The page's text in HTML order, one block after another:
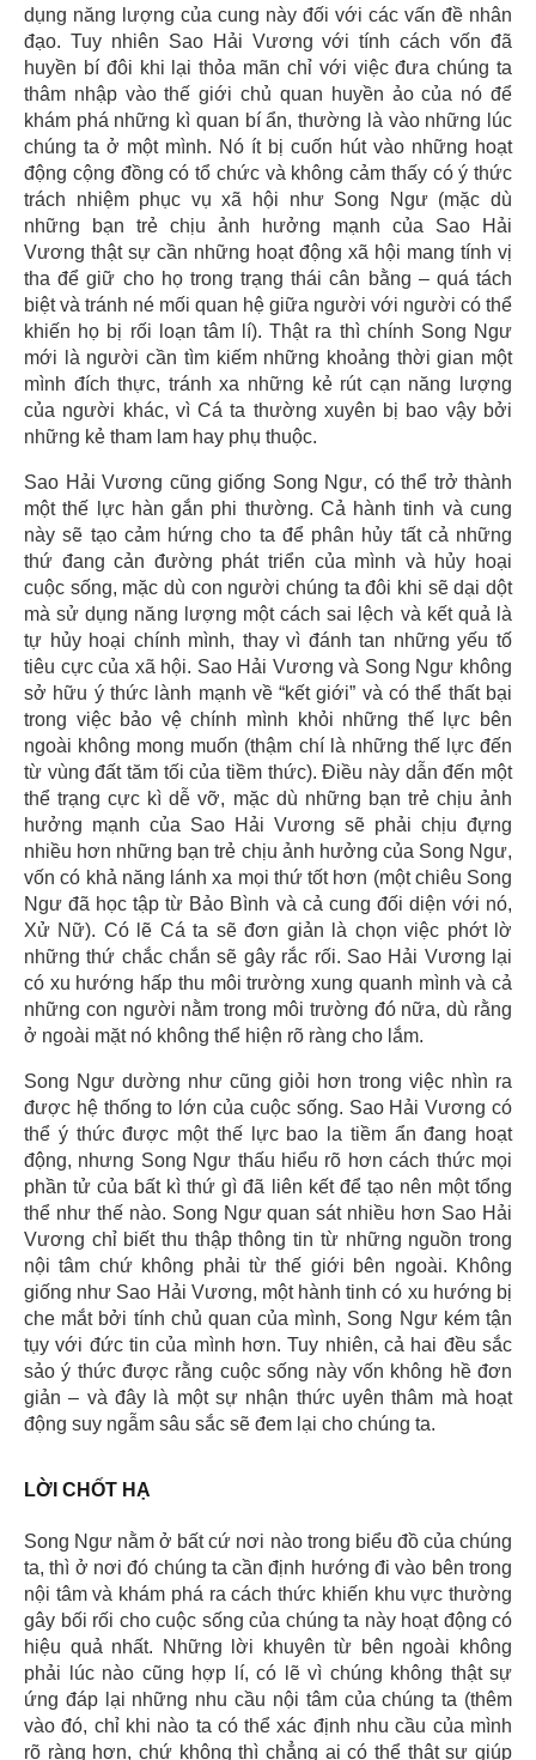
dụng năng lượng của cung này đối với các vấn đề nhân
đạo. Tuy nhiên Sao Hải Vương với tính cách vốn đã
huyền bí đôi khi lại thỏa mãn chỉ với việc đưa chúng ta
thâm nhập vào thế giới chủ quan huyền ảo của nó để
khám phá những kì quan bí ẩn, thường là vào những lúc
chúng ta ở một mình. Nó ít bị cuốn hút vào những hoạt
động cộng đồng có tổ chức và không cảm thấy có ý thức
trách nhiệm phục vụ xã hội như Song Ngư (mặc dù
những bạn trẻ chịu ảnh hưởng mạnh của Sao Hải
Vương thật sự cần những hoạt động xã hội mang tính vị
tha để giữ cho họ trong trạng thái cân bằng – quá tách
biệt và tránh né mối quan hệ giữa người với người có thể
khiến họ bị rối loạn tâm lí). Thật ra thì chính Song Ngư
mới là người cần tìm kiếm những khoảng thời gian một
mình đích thực, tránh xa những kẻ rút cạn năng lượng
của người khác, vì Cá ta thường xuyên bị bao vậy bởi
những kẻ tham lam hay phụ thuộc.
Sao Hải Vương cũng giống Song Ngư, có thể trở thành
một thế lực hàn gắn phi thường. Cả hành tinh và cung
này sẽ tạo cảm hứng cho ta để phân hủy tất cả những
thứ đang cản đường phát triển của mình và hủy hoại
cuộc sống, mặc dù con người chúng ta đôi khi sẽ dại dột
mà sử dụng năng lượng một cách sai lệch và kết quả là
tự hủy hoại chính mình, thay vì đánh tan những yếu tố
tiêu cực của xã hội. Sao Hải Vương và Song Ngư không
sở hữu ý thức lành mạnh về “kết giới” và có thể thất bại
trong việc bảo vệ chính mình khỏi những thế lực bên
ngoài không mong muốn (thậm chí là những thế lực đến
từ vùng đất tăm tối của tiềm thức). Điều này dẫn đến một
thể trạng cực kì dễ vỡ, mặc dù những bạn trẻ chịu ảnh
hưởng mạnh của Sao Hải Vương sẽ phải chịu đựng
nhiều hơn những bạn trẻ chịu ảnh hưởng của Song Ngư,
vốn có khả năng lánh xa mọi thứ tốt hơn (một chiêu Song
Ngư đã học tập từ Bảo Bình và cả cung đối diện với nó,
Xử Nữ). Có lẽ Cá ta sẽ đơn giản là chọn việc phớt lờ
những thứ chắc chắn sẽ gây rắc rối. Sao Hải Vương lại
có xu hướng hấp thu môi trường xung quanh mình và cả
những con người nằm trong môi trường đó nữa, dù rằng
ở ngoài mặt nó không thể hiện rõ ràng cho lắm.
Song Ngư dường như cũng giỏi hơn trong việc nhìn ra
được hệ thống to lớn của cuộc sống. Sao Hải Vương có
thể ý thức được một thế lực bao la tiềm ẩn đang hoạt
động, nhưng Song Ngư thấu hiểu rõ hơn cách thức mọi
phần tử của bất kì thứ gì đã liên kết để tạo nên một tổng
thể như thế nào. Song Ngư quan sát nhiều hơn Sao Hải
Vương chỉ biết thu thập thông tin từ những nguồn trong
nội tâm chứ không phải từ thế giới bên ngoài. Không
giống như Sao Hải Vương, một hành tinh có xu hướng bị
che mắt bởi tính chủ quan của mình, Song Ngư kém tận
tụy với đức tin của mình hơn. Tuy nhiên, cả hai đều sắc
sảo ý thức được rằng cuộc sống này vốn không hề đơn
giản – và đây là một sự nhận thức uyên thâm mà hoạt
động suy ngẫm sâu sắc sẽ đem lại cho chúng ta.
LỜI CHỐT HẠ
Song Ngư nằm ở bất cứ nơi nào trong biểu đồ của chúng
ta, thì ở nơi đó chúng ta cần định hướng đi vào bên trong
nội tâm và khám phá ra cách thức khiến khu vực thường
gây bối rối cho cuộc sống của chúng ta này hoạt động có
hiệu quả nhất. Những lời khuyên từ bên ngoài không
phải lúc nào cũng hợp lí, có lẽ vì chúng không thật sự
ứng đáp lại những nhu cầu nội tâm của chúng ta (thêm
vào đó, chỉ khi nào ta có thể xác định nhu cầu của mình
rõ ràng hơn, chứ không thì chẳng ai có thể thật sự giúp